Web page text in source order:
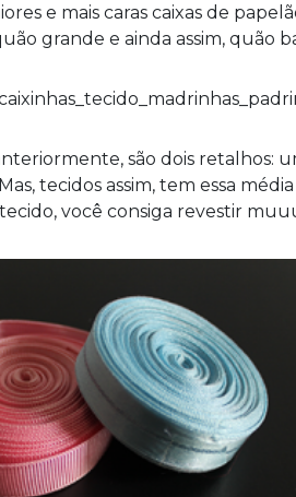
e mais caras caixas de
grande e ainda assim, quão
são dois retalhos:
tecidos assim, tem essa
você consiga revestir